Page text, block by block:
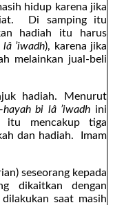
hidup karena jika
Di samping itu
hadiah itu harus
’iwadh), karena jika
melainkan jual-beli
hadiah. Menurut
bi lâ ’iwadh ini
itu mencakup tiga
dan hadiah. Imam
seseorang kepada
dikaitkan dengan
saat masih